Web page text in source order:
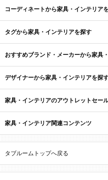
コーディネートから家具・インテリア
タグから家具・インテリアを探す
おすすめブランド・メーカーから家具
デザイナーから家具・インテリアを探
家具・インテリアのアウトレットセー
家具・インテリア関連コンテンツ
タブルームトップへ戻る